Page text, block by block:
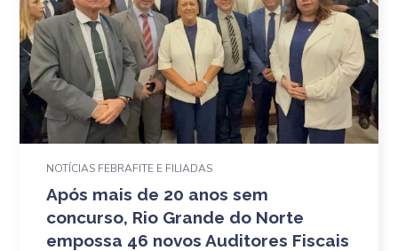
NOTÍCIAS FEBRAFITE E FILIADAS
Após mais de 20 anos sem
concurso, Rio Grande do Norte
empossa 46 novos Auditores Fiscais